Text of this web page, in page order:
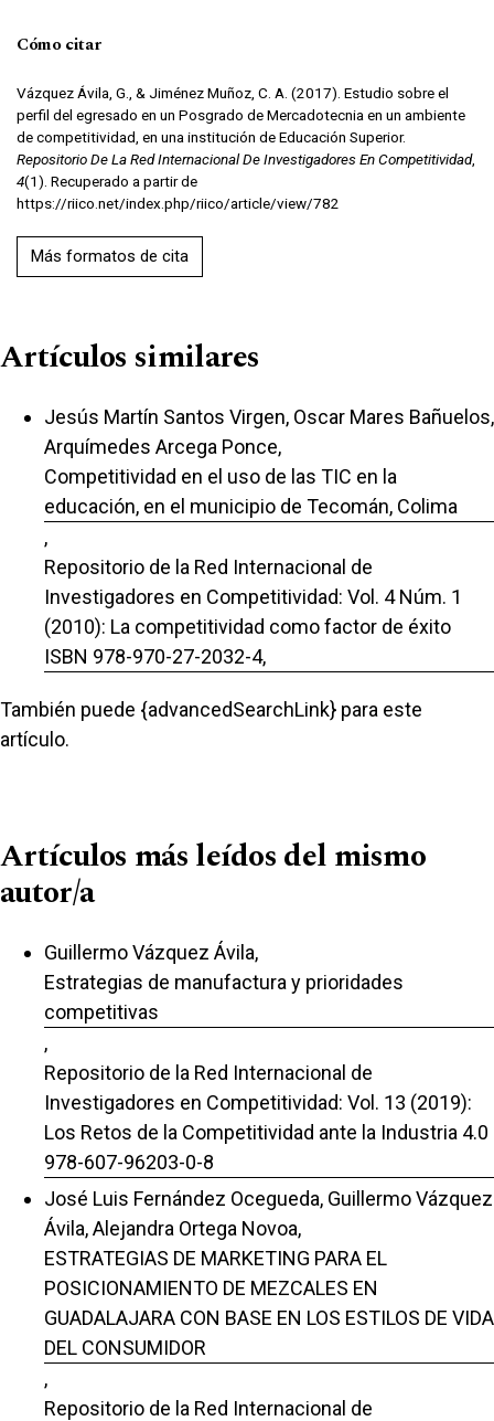
Cómo citar
Vázquez Ávila, G., & Jiménez Muñoz, C. A. (2017). Estudio sobre el
perfil del egresado en un Posgrado de Mercadotecnia en un ambiente
de competitividad, en una institución de Educación Superior.
Repositorio De La Red Internacional De Investigadores En Competitividad,
4(1). Recuperado a partir de
https://riico.net/index.php/riico/article/view/782
Más formatos de cita
Artículos similares
Jesús Martín Santos Virgen, Oscar Mares Bañuelos,
Arquímedes Arcega Ponce,
Competitividad en el uso de las TIC en la
educación, en el municipio de Tecomán, Colima
,
Repositorio de la Red Internacional de
Investigadores en Competitividad: Vol. 4 Núm. 1
(2010): La competitividad como factor de éxito
ISBN 978-970-27-2032-4,
También puede {advancedSearchLink} para este
artículo.
Artículos más leídos del mismo
autor/a
Guillermo Vázquez Ávila,
Estrategias de manufactura y prioridades
competitivas
,
Repositorio de la Red Internacional de
Investigadores en Competitividad: Vol. 13 (2019):
Los Retos de la Competitividad ante la Industria 4.0
978-607-96203-0-8
José Luis Fernández Ocegueda, Guillermo Vázquez
Ávila, Alejandra Ortega Novoa,
ESTRATEGIAS DE MARKETING PARA EL
POSICIONAMIENTO DE MEZCALES EN
GUADALAJARA CON BASE EN LOS ESTILOS DE VIDA
DEL CONSUMIDOR
,
Repositorio de la Red Internacional de